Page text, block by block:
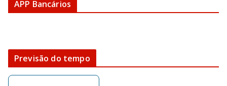
APP Bancários
Previsão do tempo